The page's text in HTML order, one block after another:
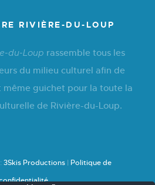
RIVIÈRE-DU-LOUP
du-Loup rassemble tous les
du milieu culturel afin de
même guichet pour la toute la
de Rivière-du-Loup.
3Skis Productions | Politique de